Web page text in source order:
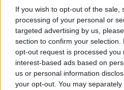
If you wish to opt-out of the sale,
processing of your personal or
targeted advertising by us,
section to confirm your
opt-out request is processed you
interest-based ads based on
us or personal information
your opt-out. You may
Pindgris
Team Leader
Team Farmerama DA & NO
Det var så rengøringen!